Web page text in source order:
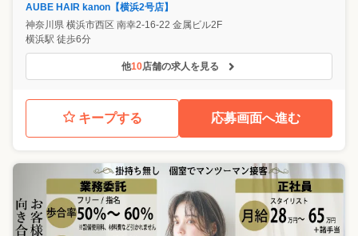
AUBE HAIR kanon【横浜2号店】
神奈川県 横浜市西区 南幸2-16-22 金属ビル2F
横浜駅 徒歩6分
他10店舗の求人を見る
キープする 応募画面へ進む